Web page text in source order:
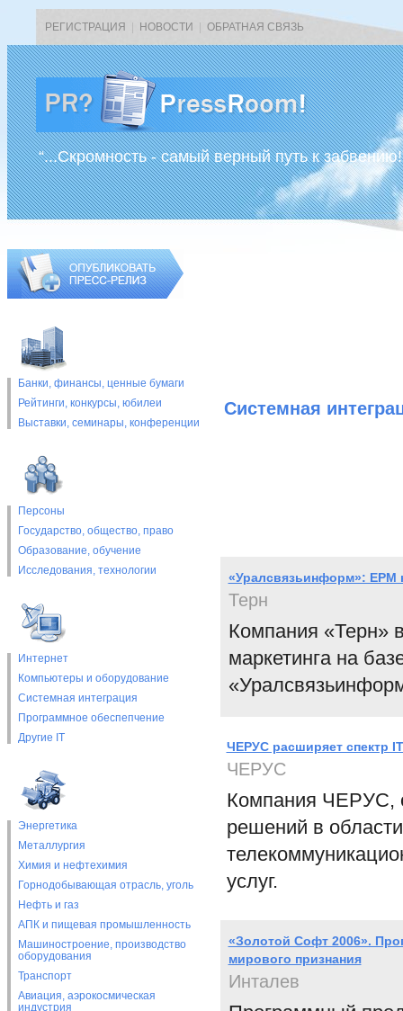
РЕГИСТРАЦИЯ НОВОСТИ ОБРАТНАЯ СВЯЗЬ
“...Скромность - самый верный путь к
Банки, финансы, ценные бумаги
Рейтинги, конкурсы, юбилеи
Выставки, cеминары, конференции
Персоны
Государство, общество, право
Образование, обучение
Исследования, технологии
Интернет
Компьютеры и оборудование
Системная интеграция
Программное обеспепчение
Другие IT
Энергетика
Металлургия
Химия и нефтехимия
Горнодобывающая отрасль, уголь
Нефть и газ
АПК и пищевая промышленность
Машиностроение, производство
оборудования
Транспорт
Авиация, аэрокосмическая
индустрия
Системная
«Уралсвязьинформ»: EPM
Терн
Компания «Терн»
маркетинга на
ЧЕРУС расширяет спектр
ЧЕРУС
Компания ЧЕРУС,
решений в
услуг.
«Золотой Софт 2006».
мирового признания
Инталев